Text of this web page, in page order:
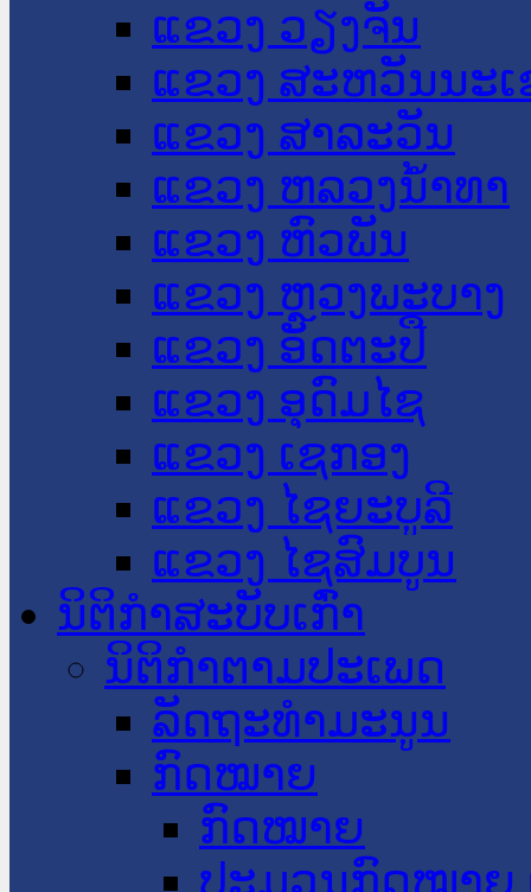
ແຂວງ ວຽງຈັນ
ແຂວງ ສະຫວັນນະ
ແຂວງ ສາລະວັນ
ແຂວງ ຫລວງນໍ້າທາ
ແຂວງ ຫົວພັນ
ແຂວງ ຫຼວງພະບາງ
ແຂວງ ອັດຕະປື
ແຂວງ ອຸດົມໄຊ
ແຂວງ ເຊກອງ
ແຂວງ ໄຊຍະບູລີ
ແຂວງ ໄຊສົມບູນ
ນິຕິກໍາສະບັບເກົ່າ
ນິຕິກຳຕາມປະເພດ
ລັດຖະທໍາມະນູນ
ກົດໝາຍ
ກົດໝາຍ
ປະມວນກົດໝາຍ